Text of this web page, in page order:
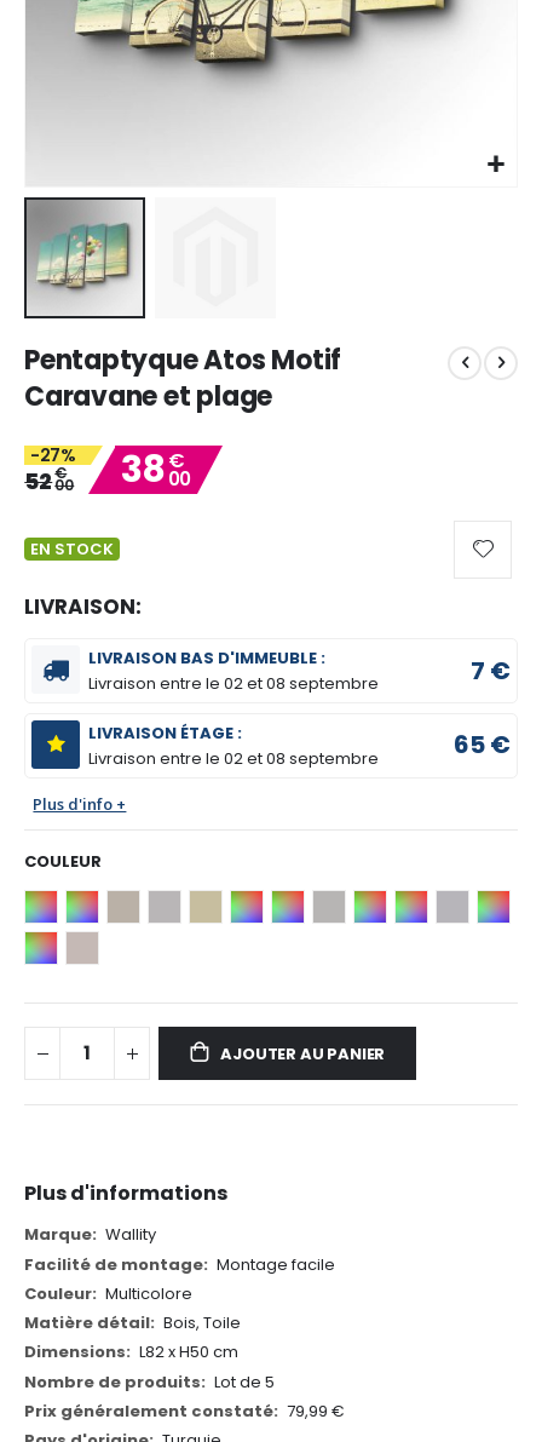
to
the
beginning
the
images
Pentaptyque Atos Motif
Caravane et plage
-27%
52€
00 38€
00
EN STOCK
LIVRAISON:
LIVRAISON BAS D'IMMEUBLE :
Livraison entre le02 et 08 septembre 7 €
LIVRAISON ÉTAGE :
Livraison entre le02 et 08 septembre 65 €
Plus d'info +
COULEUR
AJOUTER AU PANIER
Plus d'informations
Plus
d'informations
Wallity
Montage facile
Multicolore
Bois, Toile
L82 x H50 cm
Lot de 5
79,99 €